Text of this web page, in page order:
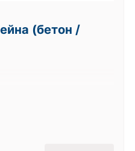
(бетон /